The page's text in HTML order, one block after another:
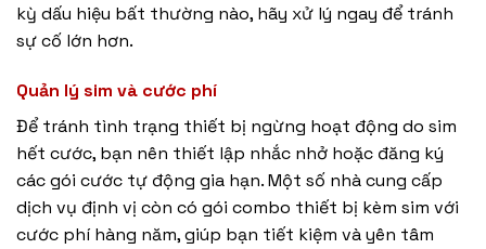
kỳ dấu hiệu bất thường nào, hãy xử lý ngay để tránh
sự cố lớn hơn.
Quản lý sim và cước phí
Để tránh tình trạng thiết bị ngừng hoạt động do sim
hết cước, bạn nên thiết lập nhắc nhở hoặc đăng ký
các gói cước tự động gia hạn. Một số nhà cung cấp
dịch vụ định vị còn có gói combo thiết bị kèm sim với
cước phí hàng năm, giúp bạn tiết kiệm và yên tâm